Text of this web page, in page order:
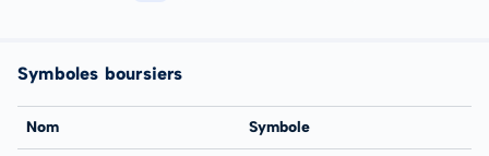
Symboles boursiers
Nom Symbole